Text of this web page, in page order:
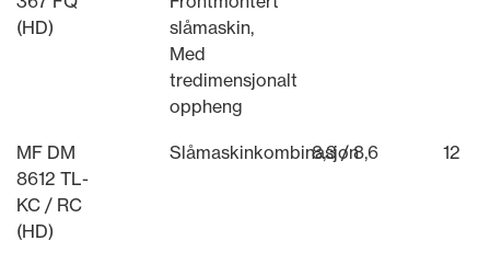
slåmaskin,
Med
tredimensjonalt
oppheng
Slåmaskinkombinasjon
8,3 / 8,6 12
(HD)
MF DM
8612 TL-
KC / RC
(HD)